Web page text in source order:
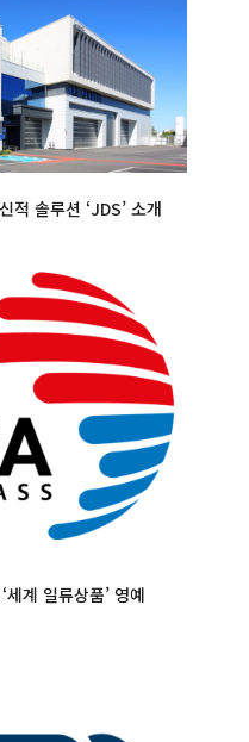
적 솔루션 ‘JDS’ 소개
계 일류상품’ 영예